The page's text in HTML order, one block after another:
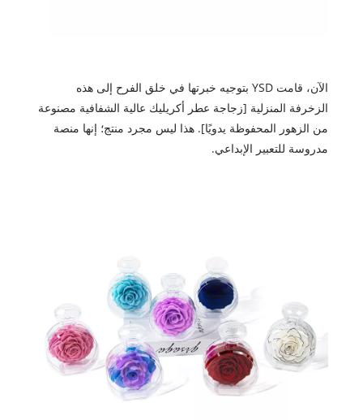
الآن، قامت YSD بتوجيه خبرتها في خلق الفرح إلى هذه
الزخرفة المنزلية [زجاجة عطر أكريليك عالية الشفافية مصنوعة
من الزهور المحفوظة يدويًا]. هذا ليس مجرد منتج؛ إنها منصة
مدروسة للتعبير الإبداعي.